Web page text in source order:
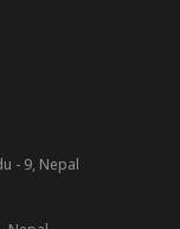
- 9, Nepal